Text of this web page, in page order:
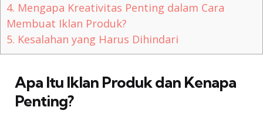
4. Mengapa Kreativitas Penting dalam Cara
Membuat Iklan Produk?
5. Kesalahan yang Harus Dihindari
Apa Itu Iklan Produk dan Kenapa
Penting?